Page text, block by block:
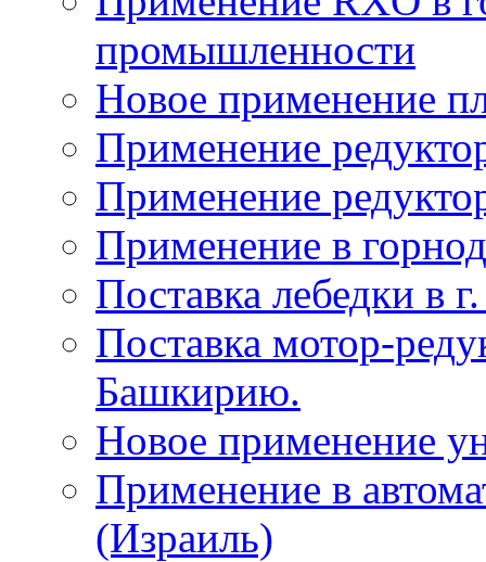
промышленности
Новое применение
Применение
Применение
Применение в
Поставка лебедки в
Поставка мотор-
Башкирию.
Новое применение
Применение в
(Израиль)